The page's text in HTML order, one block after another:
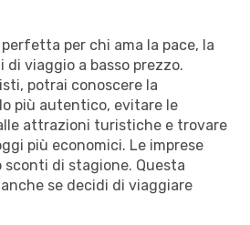
per chi ama la pace, la
viaggio a basso prezzo.
potrai conoscere la
più autentico, evitare le
attrazioni turistiche e trovare
più economici. Le imprese
sconti di stagione. Questa
se decidi di viaggiare